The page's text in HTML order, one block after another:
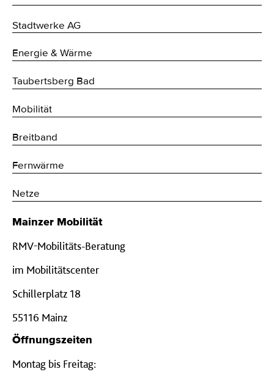
Stadtwerke AG
Energie & Wärme
Taubertsberg Bad
Mobilität
Breitband
Fernwärme
Netze
Mainzer Mobilität
RMV-Mobilitäts-Beratung
im Mobilitätscenter
Schillerplatz 18
55116 Mainz
Öffnungszeiten
Montag bis Freitag: